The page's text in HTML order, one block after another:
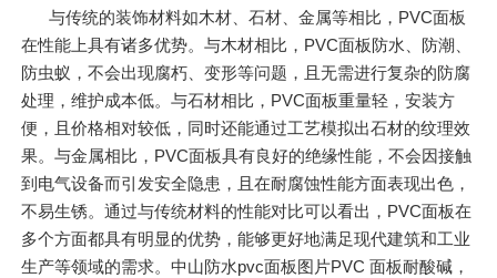
与传统的装饰材料如木材、石材、金属等相比，PVC面板
在性能上具有诸多优势。与木材相比，PVC面板防水、防潮、
防虫蚁，不会出现腐朽、变形等问题，且无需进行复杂的防腐
处理，维护成本低。与石材相比，PVC面板重量轻，安装方
便，且价格相对较低，同时还能通过工艺模拟出石材的纹理效
果。与金属相比，PVC面板具有良好的绝缘性能，不会因接触
到电气设备而引发安全隐患，且在耐腐蚀性能方面表现出色，
不易生锈。通过与传统材料的性能对比可以看出，PVC面板在
多个方面都具有明显的优势，能够更好地满足现代建筑和工业
生产等领域的需求。中山防水pvc面板图片PVC 面板耐酸碱，